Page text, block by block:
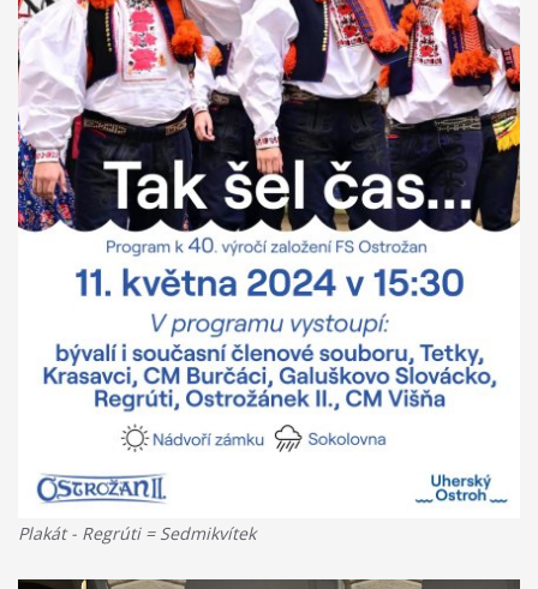
Plakát - Regrúti = Sedmikvítek